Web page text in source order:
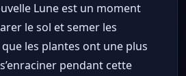
Lune est un moment
le sol et semer les
les plantes ont une plus
pendant cette